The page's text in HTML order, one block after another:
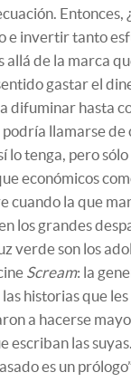
e invertir tanto
de la marca
gastar el
difuminar hasta
llamarse
lo tenga, pero
económicos
cuando la que
los grandes
verde son los
Scream: la
historias que
a hacerse
escriban las
es un